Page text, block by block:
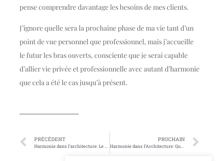
pense comprendre davantage les besoins de mes clients.
J’ignore quelle sera la prochaine phase de ma vie tant d’un
point de vue personnel que professionnel, mais j’accueille
le futur les bras ouverts, consciente que je serai capable
d’allier vie privée et professionnelle avec autant d’harmonie
que cela a été le cas jusqu’à présent.
PRÉCÉDENT PROCHAIN